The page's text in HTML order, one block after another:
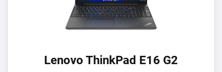
Lenovo ThinkPad E16 G2